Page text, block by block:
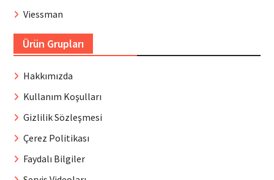
Viessman
Ürün Grupları
Hakkımızda
Kullanım Koşulları
Gizlilik Sözleşmesi
Çerez Politikası
Faydalı Bilgiler